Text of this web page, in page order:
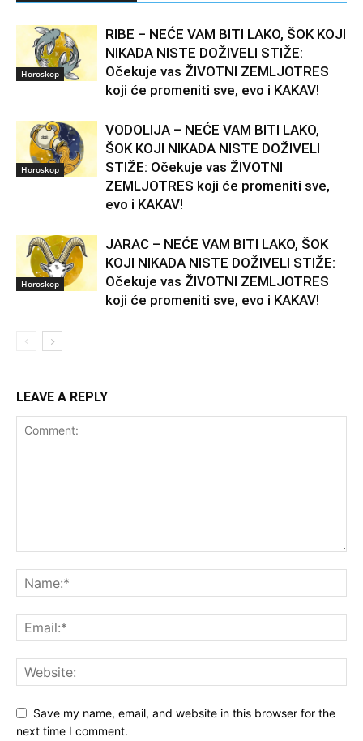
Horoskop
RIBE – NEĆE VAM BITI LAKO, ŠOK KOJI
NIKADA NISTE DOŽIVELI STIŽE:
Očekuje vas ŽIVOTNI ZEMLJOTRES
koji će promeniti sve, evo i KAKAV!
Horoskop
VODOLIJA – NEĆE VAM BITI LAKO,
ŠOK KOJI NIKADA NISTE DOŽIVELI
STIŽE: Očekuje vas ŽIVOTNI
ZEMLJOTRES koji će promeniti sve,
evo i KAKAV!
Horoskop
JARAC – NEĆE VAM BITI LAKO, ŠOK
KOJI NIKADA NISTE DOŽIVELI STIŽE:
Očekuje vas ŽIVOTNI ZEMLJOTRES
koji će promeniti sve, evo i KAKAV!
LEAVE A REPLY
Save my name, email, and website in this browser for the
next time I comment.